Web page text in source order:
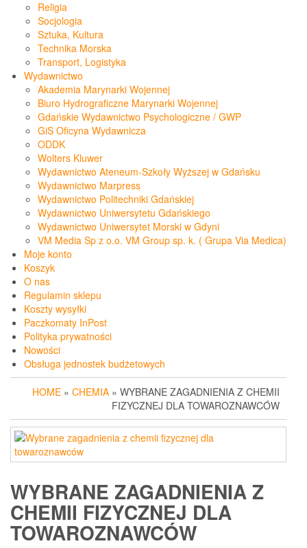
Religia
Socjologia
Sztuka, Kultura
Technika Morska
Transport, Logistyka
Wydawnictwo
Akademia Marynarki Wojennej
Biuro Hydrograficzne Marynarki Wojennej
Gdańskie Wydawnictwo Psychologiczne / GWP
GiS Oficyna Wydawnicza
ODDK
Wolters Kluwer
Wydawnictwo Ateneum-Szkoły Wyższej w Gdańsku
Wydawnictwo Marpress
Wydawnictwo Politechniki Gdańskiej
Wydawnictwo Uniwersytetu Gdańskiego
Wydawnictwo Uniwersytet Morski w Gdyni
VM Media Sp z o.o. VM Group sp. k. ( Grupa Via Medica)
Moje konto
Koszyk
O nas
Regulamin sklepu
Koszty wysyłki
Paczkomaty InPost
Polityka prywatności
Nowości
Obsługa jednostek budżetowych
HOME » CHEMIA » WYBRANE ZAGADNIENIA Z CHEMII
FIZYCZNEJ DLA TOWAROZNAWCÓW
WYBRANE ZAGADNIENIA Z
CHEMII FIZYCZNEJ DLA
TOWAROZNAWCÓW